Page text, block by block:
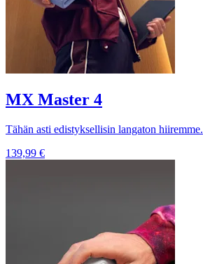
MX Master 4
Tähän asti edistyksellisin langaton hiiremme.
139,99 €